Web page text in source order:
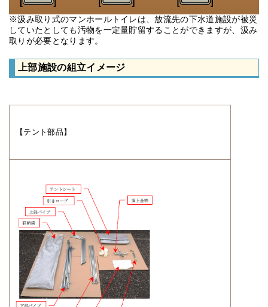
※汲み取り式のマンホールトイレは、放流先の下水道施設が被災
していたとしても汚物を一定量貯留することができますが、汲み
取りが必要となります。
上部施設の組立イメージ
【テント部品】